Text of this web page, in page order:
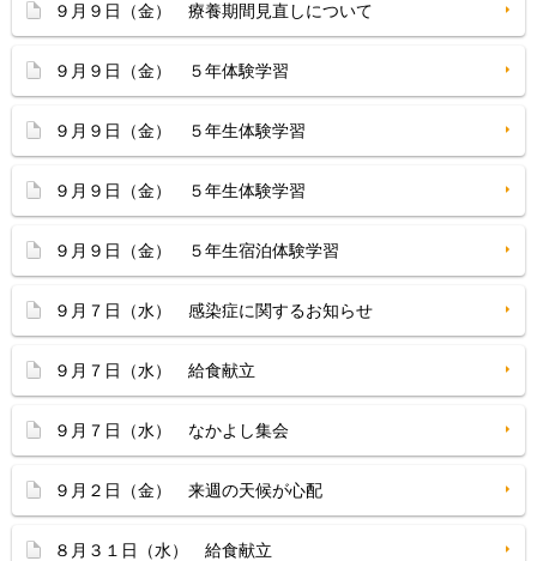
９月９日（金） 療養期間見直しについて
９月９日（金） ５年体験学習
９月９日（金） ５年生体験学習
９月９日（金） ５年生体験学習
９月９日（金） ５年生宿泊体験学習
９月７日（水） 感染症に関するお知らせ
９月７日（水） 給食献立
９月７日（水） なかよし集会
９月２日（金） 来週の天候が心配
８月３１日（水） 給食献立